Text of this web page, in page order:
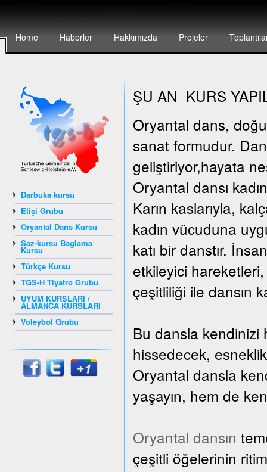
Home Haberler Hakkımızda Projeler
Darbuka kursu
Elişi Grubu
Oryantal Dans Kursu
Saz-kursu Baglama
Kursu
Türkçe Kursu
TGS-H Tiyatro Grubu
UYUM KURSLARI /
ALMANCA KURSLARI
Voleybol Grubu
ŞU AN KURS
Oryantal dans,
sanat formudur.
geliştiriyor,hayata
Oryantal dansı
Karın kaslarıyla,
kadın vücuduna
katı bir danstır.
etkileyici
çeşitliliği ile dansın
Bu dansla kendinizi
hissedecek,
Oryantal dansla
yaşayın, hem de
Oryantal dansın
çeşitli öğelerinin